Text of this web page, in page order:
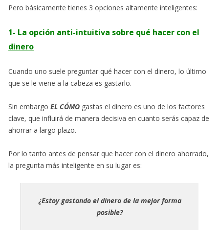
Pero básicamente tienes 3 opciones altamente inteligentes:
1- La opción anti-intuitiva sobre qué hacer con el
dinero
Cuando uno suele preguntar qué hacer con el dinero, lo último
que se le viene a la cabeza es gastarlo.
Sin embargo EL CÓMO gastas el dinero es uno de los factores
clave, que influirá de manera decisiva en cuanto serás capaz de
ahorrar a largo plazo.
Por lo tanto antes de pensar que hacer con el dinero ahorrado,
la pregunta más inteligente en su lugar es:
¿Estoy gastando el dinero de la mejor forma
posible?